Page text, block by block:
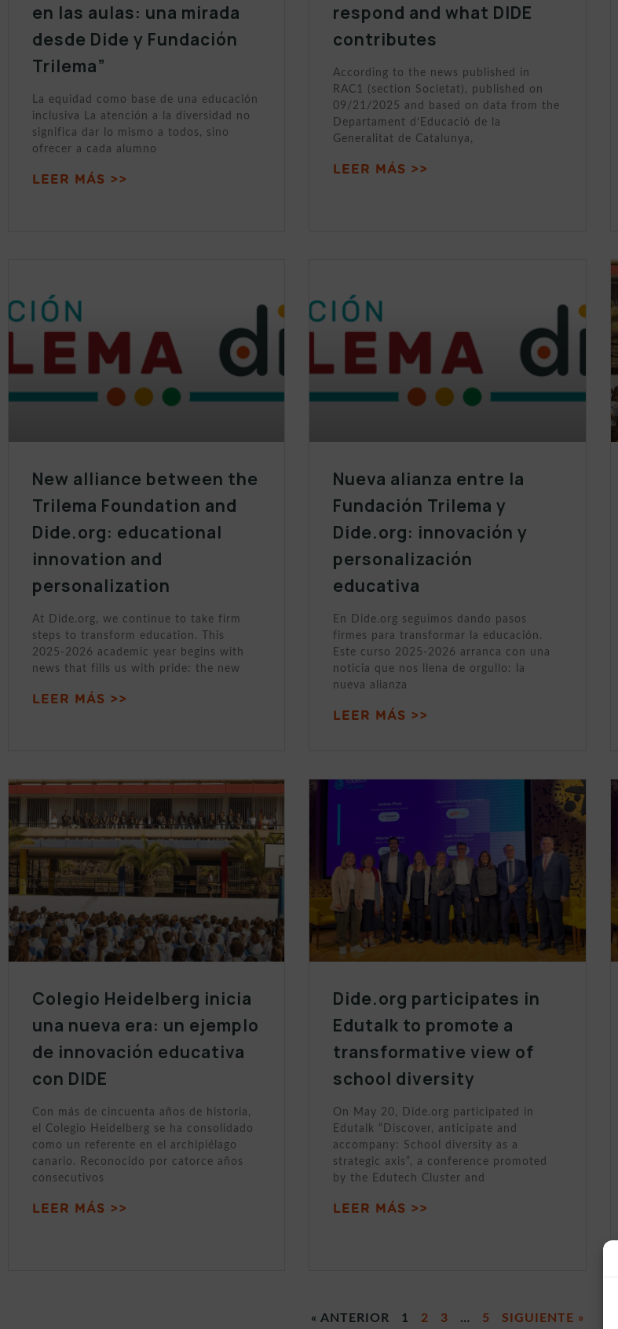
en las aulas: una mirada
desde Dide y Fundación
Trilema”
La equidad como base de una educación
inclusiva La atención a la diversidad no
significa dar lo mismo a todos, sino
ofrecer a cada alumno
LEER MÁS >>
respond and what DIDE
contributes
According to the news published in
RAC1 (section Societat), published on
09/21/2025 and based on data from the
Departament d’Educació de la
Generalitat de Catalunya,
LEER MÁS >>
New alliance between the
Trilema Foundation and
Dide.org: educational
innovation and
personalization
At Dide.org, we continue to take firm
steps to transform education. This
2025-2026 academic year begins with
news that fills us with pride: the new
LEER MÁS >>
Nueva alianza entre la
Fundación Trilema y
Dide.org: innovación y
personalización
educativa
En Dide.org seguimos dando pasos
firmes para transformar la educación.
Este curso 2025-2026 arranca con una
noticia que nos llena de orgullo: la
nueva alianza
LEER MÁS >>
Colegio Heidelberg inicia
una nueva era: un ejemplo
de innovación educativa
con DIDE
Con más de cincuenta años de historia,
el Colegio Heidelberg se ha consolidado
como un referente en el archipiélago
canario. Reconocido por catorce años
consecutivos
LEER MÁS >>
Dide.org participates in
Edutalk to promote a
transformative view of
school diversity
On May 20, Dide.org participated in
Edutalk “Discover, anticipate and
accompany: School diversity as a
strategic axis”, a conference promoted
by the Edutech Cluster and
LEER MÁS >>
« ANTERIOR 1 2 3 … 5 SIGUIENTE »